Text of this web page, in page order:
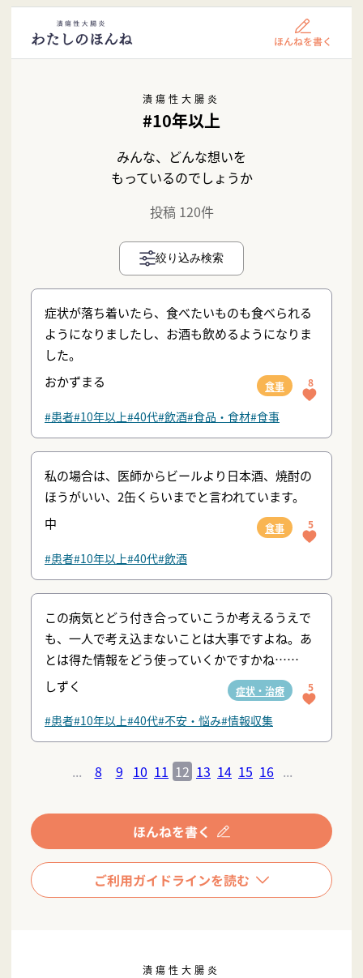
潰瘍性大腸炎
#10年以上
みんな、どんな想いを
もっているのでしょうか
投稿 120件
絞り込み検索
症状が落ち着いたら、食べたいものも食べられる
ようになりましたし、お酒も飲めるようになりま
した。
おかずまる
食事 8
#患者#10年以上#40代#飲酒#食品・食材#食事
私の場合は、医師からビールより日本酒、焼酎の
ほうがいい、2缶くらいまでと言われています。
中
食事 5
#患者#10年以上#40代#飲酒
この病気とどう付き合っていこうか考えるうえで
も、一人で考え込まないことは大事ですよね。あ
とは得た情報をどう使っていくかですかね……
しずく
症状・治療 5
#患者#10年以上#40代#不安・悩み#情報収集
... 8 9 10 11 12 13 14 15 16 ...
潰瘍性大腸炎